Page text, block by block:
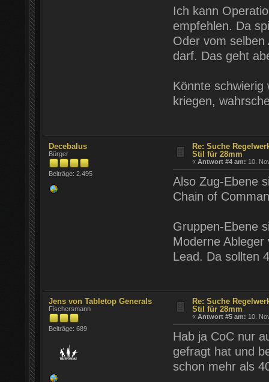
Ich kann
empfehlen. Da
Oder vom
darf. Das geht
Könnte schwierig
kriegen,
Decebalus
Bürger
Beiträge: 2.495
Re: Suche
Stil für 28mm
«Antwort #4 am: 10.
Also Zug-Ebene
Chain of
Gruppen-Ebene
Moderne
Lead. Da sollten
Jens von Tabletop Generals
Fischersmann
Beiträge: 689
Re: Suche
Stil für 28mm
«Antwort #5 am: 10.
Hab ja CoC nur
gefragt hat und
schon mehr als